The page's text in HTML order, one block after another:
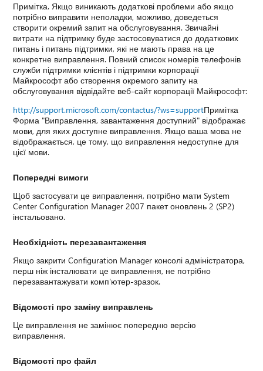
Примітка. Якщо виникають додаткові проблеми або якщо
потрібно виправити неполадки, можливо, доведеться
створити окремий запит на обслуговування. Звичайні
витрати на підтримку буде застосовуватися до додаткових
питань і питань підтримки, які не мають права на це
конкретне виправлення. Повний список номерів телефонів
служби підтримки клієнтів і підтримки корпорації
Майкрософт або створення окремого запиту на
обслуговування відвідайте веб-сайт корпорації Майкрософт:
http://support.microsoft.com/contactus/?ws=supportПримітка
Форма "Виправлення, завантаження доступний" відображає
мови, для яких доступне виправлення. Якщо ваша мова не
відображається, це тому, що виправлення недоступне для
цієї мови.
Попередні вимоги
Щоб застосувати це виправлення, потрібно мати System
Center Configuration Manager 2007 пакет оновлень 2 (SP2)
інстальовано.
Необхідність перезавантаження
Якщо закрити Configuration Manager консолі адміністратора,
перш ніж інсталювати це виправлення, не потрібно
перезавантажувати комп'ютер-зразок.
Відомості про заміну виправлень
Це виправлення не замінює попередню версію
виправлення.
Відомості про файл